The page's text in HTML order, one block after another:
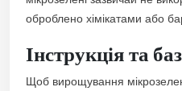
оброблено хімікатами або
Інструкція та
Щоб вирощування